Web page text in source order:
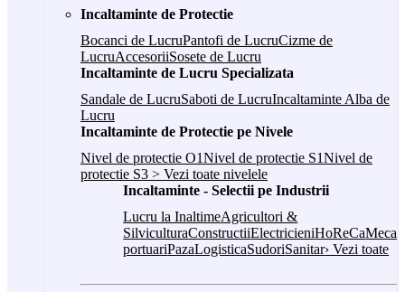
Incaltaminte de Protectie
Bocanci de LucruPantofi de LucruCizme de
LucruAccesoriiSosete de Lucru
Incaltaminte de Lucru Specializata
Sandale de LucruSaboti de LucruIncaltaminte Alba de
Lucru
Incaltaminte de Protectie pe Nivele
Nivel de protectie O1Nivel de protectie S1Nivel de
protectie S3 > Vezi toate nivelele
Incaltaminte - Selectii pe Industrii
Lucru la InaltimeAgricultori &
SilviculturaConstructiiElectricieniHoReCa
portuariPazaLogisticaSudoriSanitar› Vezi toate